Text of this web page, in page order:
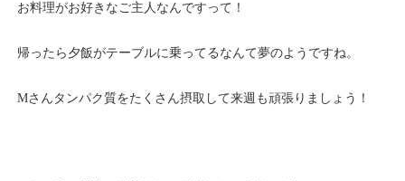
お料理がお好きなご主人なんですって！
帰ったら夕飯がテーブルに乗ってるなんて夢のようですね。
Mさんタンパク質をたくさん摂取して来週も頑張りましょう！